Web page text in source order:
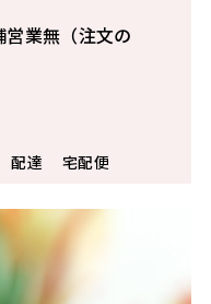
業無（注文の
配達 宅配便